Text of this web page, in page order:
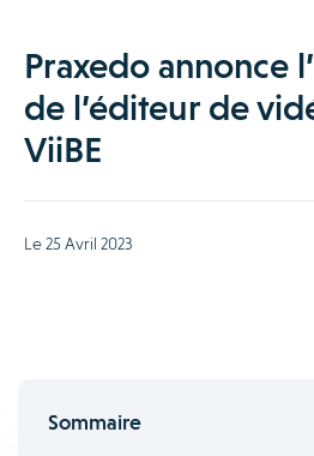
Praxedo annonce
de l’éditeur de
ViiBE
Le 25 Avril 2023
Sommaire